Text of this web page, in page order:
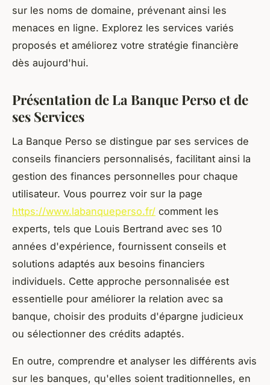
sur les noms de domaine, prévenant ainsi les
menaces en ligne. Explorez les services variés
proposés et améliorez votre stratégie financière
dès aujourd'hui.
Présentation de La Banque Perso et de
ses Services
La Banque Perso se distingue par ses services de
conseils financiers personnalisés, facilitant ainsi la
gestion des finances personnelles pour chaque
utilisateur. Vous pourrez voir sur la page
https://www.labanqueperso.fr/ comment les
experts, tels que Louis Bertrand avec ses 10
années d'expérience, fournissent conseils et
solutions adaptés aux besoins financiers
individuels. Cette approche personnalisée est
essentielle pour améliorer la relation avec sa
banque, choisir des produits d'épargne judicieux
ou sélectionner des crédits adaptés.
En outre, comprendre et analyser les différents avis
sur les banques, qu'elles soient traditionnelles, en